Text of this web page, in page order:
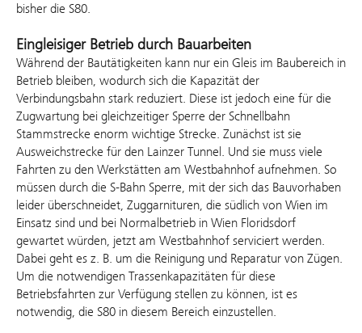
bisher die S80.
Eingleisiger Betrieb durch Bauarbeiten
Während der Bautätigkeiten kann nur ein Gleis im Baubereich in
Betrieb bleiben, wodurch sich die Kapazität der
Verbindungsbahn stark reduziert. Diese ist jedoch eine für die
Zugwartung bei gleichzeitiger Sperre der Schnellbahn
Stammstrecke enorm wichtige Strecke. Zunächst ist sie
Ausweichstrecke für den Lainzer Tunnel. Und sie muss viele
Fahrten zu den Werkstätten am Westbahnhof aufnehmen. So
müssen durch die S-Bahn Sperre, mit der sich das Bauvorhaben
leider überschneidet, Zuggarnituren, die südlich von Wien im
Einsatz sind und bei Normalbetrieb in Wien Floridsdorf
gewartet würden, jetzt am Westbahnhof serviciert werden.
Dabei geht es z. B. um die Reinigung und Reparatur von Zügen.
Um die notwendigen Trassenkapazitäten für diese
Betriebsfahrten zur Verfügung stellen zu können, ist es
notwendig, die S80 in diesem Bereich einzustellen.